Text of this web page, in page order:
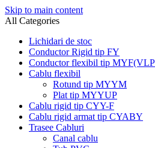
Skip to main content
All Categories
Lichidari de stoc
Conductor Rigid tip FY
Conductor flexibil tip
Cablu flexibil
Rotund tip MYYM
Plat tip MYYUP
Cablu rigid tip CYY-F
Cablu rigid armat tip CYABY
Trasee Cabluri
Canal cablu